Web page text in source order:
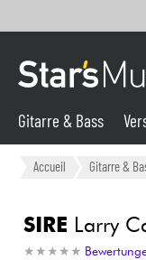
Gitarre &
Synths &
Gitarre & Bass
Accueil Gitarre &
SIRE Larry
★ ★ ★ ★ ★
★ ★ ★ ★ ★